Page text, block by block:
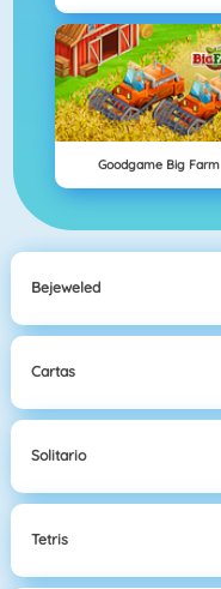
Goodgame Big Farm
Bejeweled
Cartas
Solitario
Tetris